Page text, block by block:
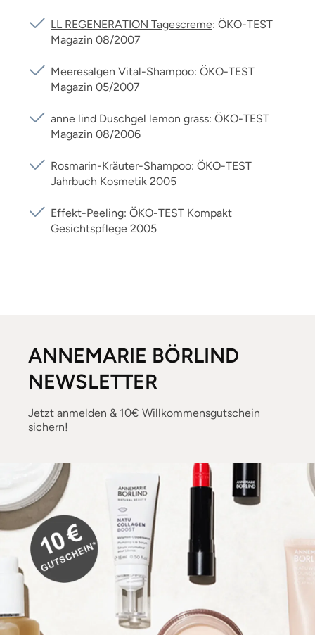
LL REGENERATION Tagescreme: ÖKO-TEST
Magazin 08/2007
Meeresalgen Vital-Shampoo: ÖKO-TEST
Magazin 05/2007
anne lind Duschgel lemon grass: ÖKO-TEST
Magazin 08/2006
Rosmarin-Kräuter-Shampoo: ÖKO-TEST
Jahrbuch Kosmetik 2005
Effekt-Peeling: ÖKO-TEST Kompakt
Gesichtspflege 2005
ANNEMARIE BÖRLIND
NEWSLETTER
Jetzt anmelden & 10€ Willkommensgutschein
sichern!